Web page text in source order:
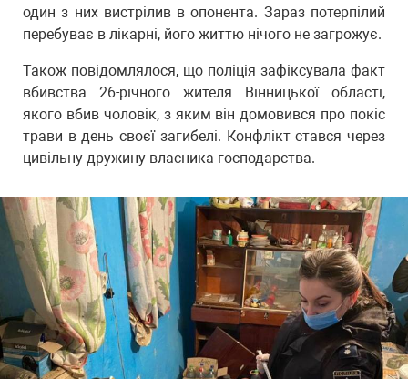
один з них вистрілив в опонента. Зараз потерпілий
перебуває в лікарні, його життю нічого не загрожує.
Також повідомлялося, що поліція зафіксувала факт
вбивства 26-річного жителя Вінницької області,
якого вбив чоловік, з яким він домовився про покіс
трави в день своєї загибелі. Конфлікт стався через
цивільну дружину власника господарства.